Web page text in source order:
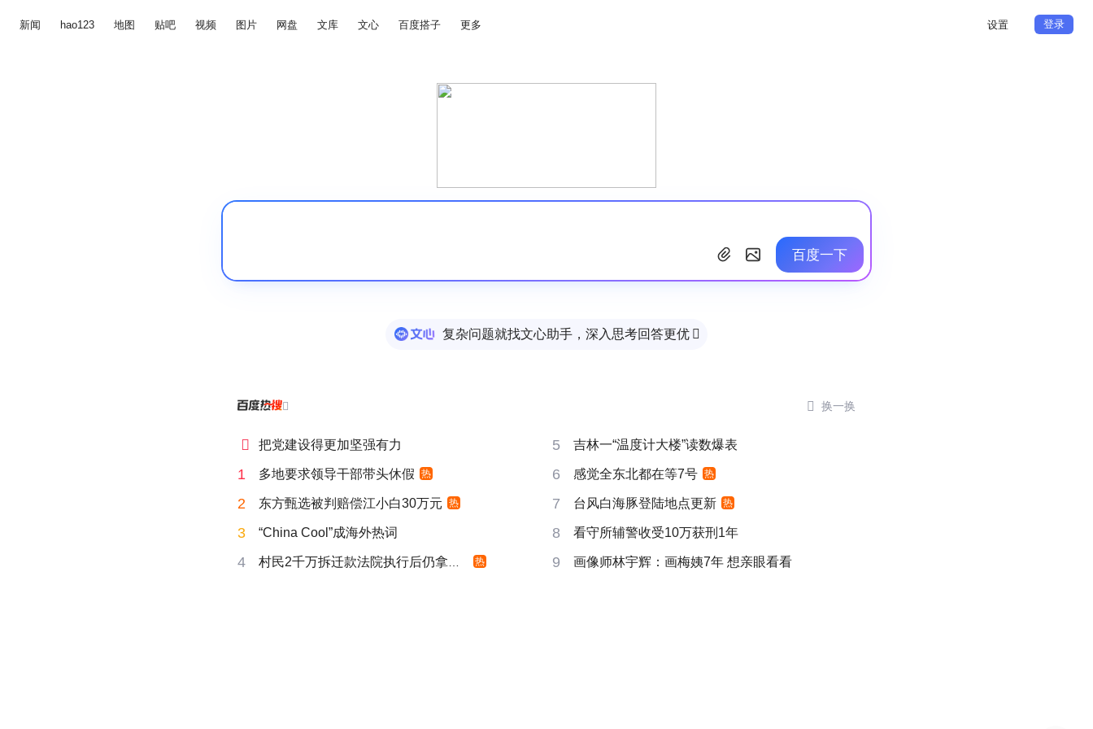
新闻 hao123 地图 贴吧 视频 图片 网盘 文库 文心 百度搭子 更多 设置 登录
百度一下
复杂问题就找文心助手，深入思考回答更优 
  换一换
 把党建设得更加坚强有力 5 吉林一“温度计大楼”读数爆表
1 多地要求领导干部带头休假 热 6 感觉全东北都在等7号 热
2 东方甄选被判赔偿江小白30万元 热 7 台风白海豚登陆地点更新 热
3 “China Cool”成海外热词 8 看守所辅警收受10万获刑1年
4 村民2千万拆迁款法院执行后仍拿不到 热 9 画像师林宇辉：画梅姨7年 想亲眼看看